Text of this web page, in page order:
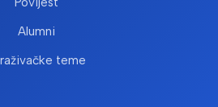
Alumni
teme